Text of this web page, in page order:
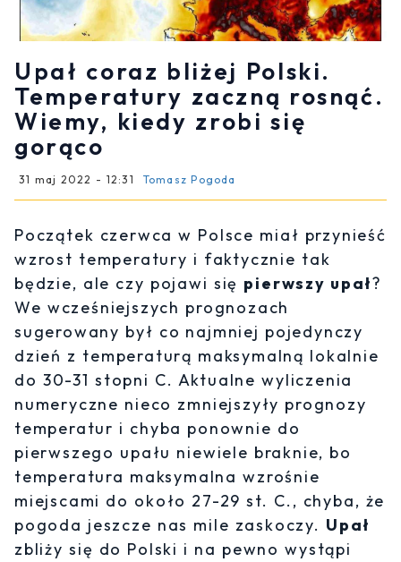
Upał coraz bliżej Polski.
Temperatury zaczną rosnąć.
Wiemy, kiedy zrobi się
gorąco
31 maj 2022 - 12:31 Tomasz Pogoda
Początek czerwca w Polsce miał przynieść
wzrost temperatury i faktycznie tak
będzie, ale czy pojawi się pierwszy upał?
We wcześniejszych prognozach
sugerowany był co najmniej pojedynczy
dzień z temperaturą maksymalną lokalnie
do 30-31 stopni C. Aktualne wyliczenia
numeryczne nieco zmniejszyły prognozy
temperatur i chyba ponownie do
pierwszego upału niewiele braknie, bo
temperatura maksymalna wzrośnie
miejscami do około 27-29 st. C., chyba, że
pogoda jeszcze nas mile zaskoczy. Upał
zbliży się do Polski i na pewno wystąpi